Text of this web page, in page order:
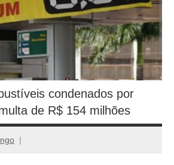
condenados por
de R$ 154 milhões